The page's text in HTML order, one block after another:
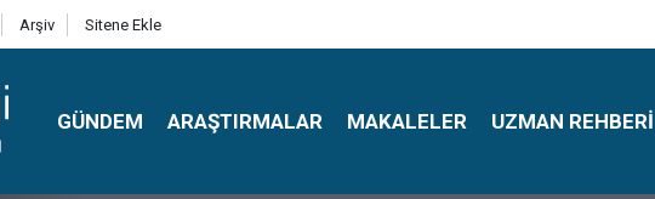
Arşiv Sitene Ekle
GÜNDEM ARAŞTIRMALAR MAKALELER UZMAN REHBERI